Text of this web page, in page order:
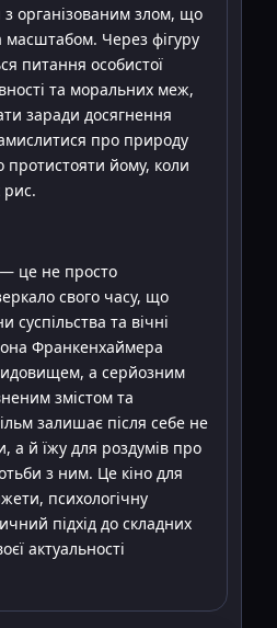
організованим злом, що
масштабом. Через фігуру
питання особистої
та моральних меж,
заради досягнення
про природу
протистояти йому, коли
рис.
це не просто
свого часу, що
суспільства та вічні
Франкенхаймера
а серйозним
змістом та
залишає після себе не
а й їжу для роздумів про
з ним. Це кіно для
психологічну
підхід до складних
актуальності